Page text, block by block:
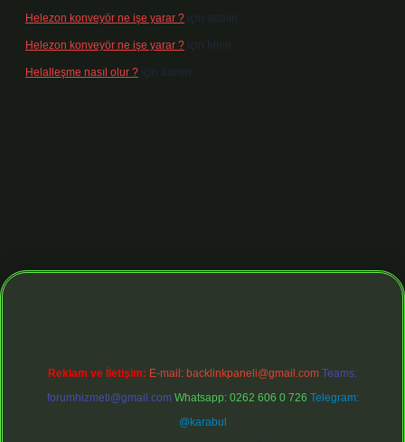
Helezon konveyör ne işe yarar ? için admin
Helezon konveyör ne işe yarar ? için Mine
Helalleşme nasıl olur ? için admin
adresihttps://tulipbett.net/
Reklam ve İletişim: E-mail: backlinkpaneli@gmail.com Teams:
forumhizmeti@gmail.com Whatsapp: 0262 606 0 726 Telegram:
@karabul